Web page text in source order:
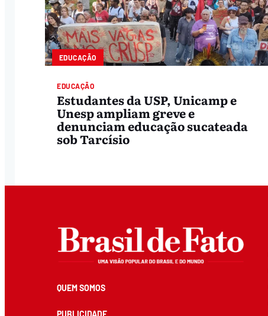
EDUCAÇÃO
EDUCAÇÃO
Estudantes da USP, Unicamp e
Unesp ampliam greve e
denunciam educação sucateada
sob Tarcísio
QUEM SOMOS